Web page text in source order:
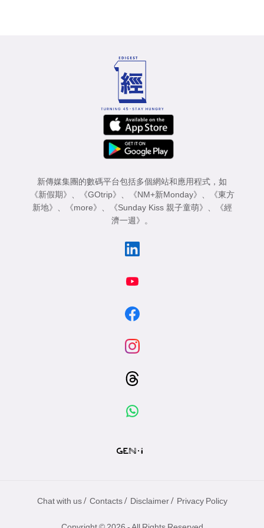
新傳媒集團的數碼平台包括多個網站和應用程式，如
《新假期》
《GOtrip》 《NM+新Monday》
《東方
新地》
《more》 《Sunday Kiss 親子童萌》
《經
濟一週》
。
Chat with us / Contacts / Disclaimer / Privacy Policy